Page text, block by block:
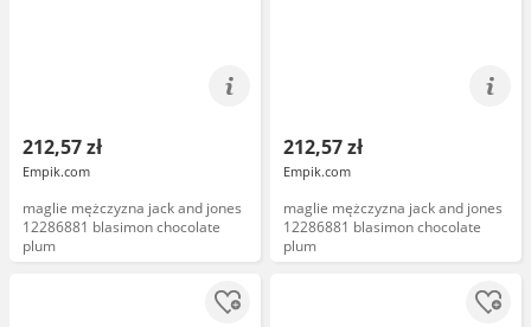
212,57 zł
Empik.com
maglie mężczyzna jack and jones
12286881 blasimon chocolate
plum
212,57 zł
Empik.com
maglie mężczyzna jack and jones
12286881 blasimon chocolate
plum